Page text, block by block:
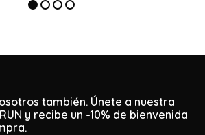
también. Únete a nuestra
y recibe un -10% de bienvenida